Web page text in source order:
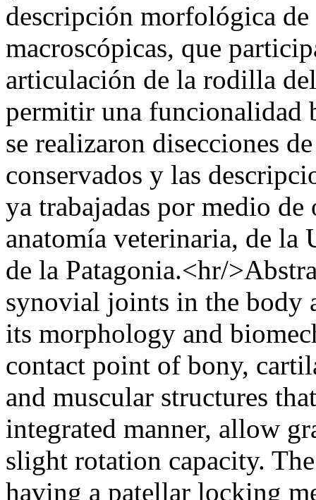
descripción morfológica de
macroscópicas, que
articulación de la rodilla
permitir una funcionalidad
se realizaron disecciones
conservados y las
ya trabajadas por medio
anatomía veterinaria, de la
de la Patagonia.<hr/
synovial joints in the body
its morphology and
contact point of bony,
and muscular structures
integrated manner, allow
slight rotation capacity.
having a patellar locking